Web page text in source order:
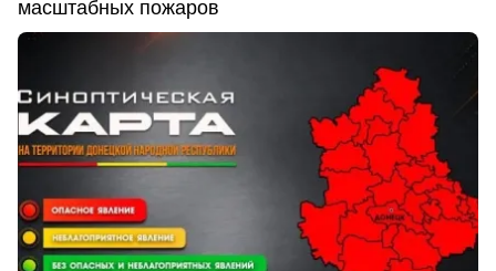
масштабных пожаров